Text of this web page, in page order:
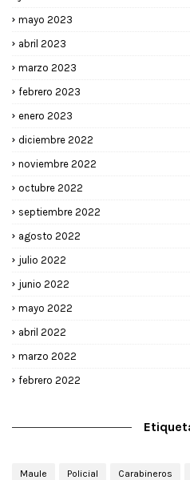
mayo 2023
abril 2023
marzo 2023
febrero 2023
enero 2023
diciembre 2022
noviembre 2022
octubre 2022
septiembre 2022
agosto 2022
julio 2022
junio 2022
mayo 2022
abril 2022
marzo 2022
febrero 2022
Maule Policial Carabineros